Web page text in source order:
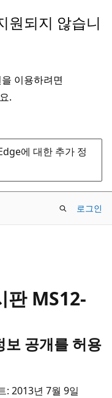
원되지 않습니
이용하려면
.
에 대한 추가 정
로그인
MS12-
보 공개를 허용
: 2013년 7월 9일